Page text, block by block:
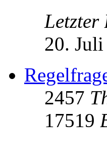
Letzter
20.
2457
17519